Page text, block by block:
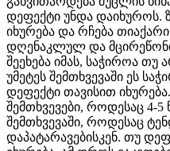
დეფექტი უნდა დაიხუროს.
იხურება და რჩება
დღენაკლულ და
შეეხება იმას, საჭიროა თუ
უმეტეს შემთხვევაში ეს
დეფექტი თავისით
შემთხვევები, როდესაც 4-
შემთხვევაში, როდესაც
დაპატარავებისკენ. თუ